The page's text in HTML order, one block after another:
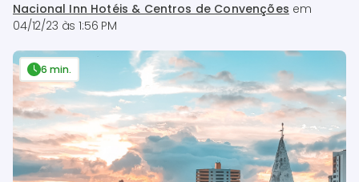
Nacional Inn Hotéis & Centros de Convenções em
04/12/23 às 1:56 PM
6 min.